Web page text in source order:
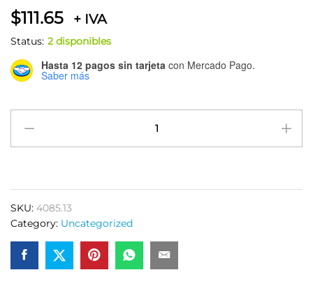
$111.65 + IVA
Status: 2 disponibles
Hasta 12 pagos sin tarjeta con Mercado Pago.
Saber más
Retencion
De
1/2″
Dica
4085.13
quantity
SKU: 4085.13
Category: Uncategorized